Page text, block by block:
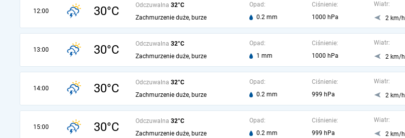
12:00 30°C Odczuwalna 32°C
Zachmurzenie duże, burze
Opad:
0.2 mm
Ciśnienie:
1000 hPa
Wiatr:
2 km/h
13:00 30°C Odczuwalna 32°C
Zachmurzenie duże, burze
Opad:
1 mm
Ciśnienie:
1000 hPa
Wiatr:
2 km/h
14:00 30°C Odczuwalna 32°C
Zachmurzenie duże, burze
Opad:
0.2 mm
Ciśnienie:
999 hPa
Wiatr:
2 km/h
15:00 30°C Odczuwalna 32°C
Zachmurzenie duże, burze
Opad:
0.2 mm
Ciśnienie:
999 hPa
Wiatr:
2 km/h